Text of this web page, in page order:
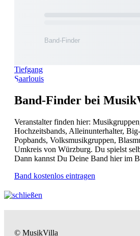
Tiefgang
Saarlouis
Band-Finder bei
Veranstalter finden hier:
Hochzeitsbands, Alleinunterhalter,
Popbands, Volksmusikgruppen,
Umkreis von Würzburg. Du spielst
Dann kannst Du Deine Band hier im
Band kostenlos eintragen
© MusikVilla